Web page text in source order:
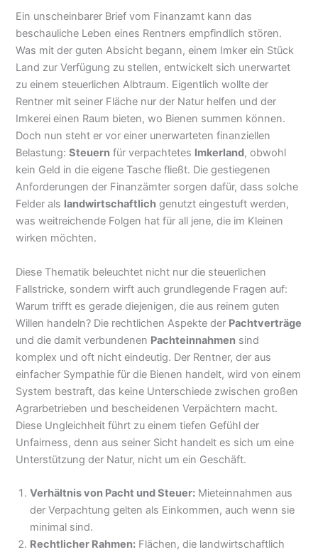
Ein unscheinbarer Brief vom Finanzamt kann das
beschauliche Leben eines Rentners empfindlich stören.
Was mit der guten Absicht begann, einem Imker ein Stück
Land zur Verfügung zu stellen, entwickelt sich unerwartet
zu einem steuerlichen Albtraum. Eigentlich wollte der
Rentner mit seiner Fläche nur der Natur helfen und der
Imkerei einen Raum bieten, wo Bienen summen können.
Doch nun steht er vor einer unerwarteten finanziellen
Belastung:Steuern für verpachtetes Imkerland, obwohl
kein Geld in die eigene Tasche fließt. Die gestiegenen
Anforderungen der Finanzämter sorgen dafür, dass solche
Felder als landwirtschaftlich genutzt eingestuft werden,
was weitreichende Folgen hat für all jene, die im Kleinen
wirken möchten.
Diese Thematik beleuchtet nicht nur die steuerlichen
Fallstricke, sondern wirft auch grundlegende Fragen auf:
Warum trifft es gerade diejenigen, die aus reinem guten
Willen handeln? Die rechtlichen Aspekte der Pachtverträge
und die damit verbundenen Pachteinnahmen sind
komplex und oft nicht eindeutig. Der Rentner, der aus
einfacher Sympathie für die Bienen handelt, wird von einem
System bestraft, das keine Unterschiede zwischen großen
Agrarbetrieben und bescheidenen Verpächtern macht.
Diese Ungleichheit führt zu einem tiefen Gefühl der
Unfairness, denn aus seiner Sicht handelt es sich um eine
Unterstützung der Natur, nicht um ein Geschäft.
Verhältnis von Pacht und Steuer: Mieteinnahmen aus
der Verpachtung gelten als Einkommen, auch wenn sie
minimal sind.
Rechtlicher Rahmen: Flächen, die landwirtschaftlich